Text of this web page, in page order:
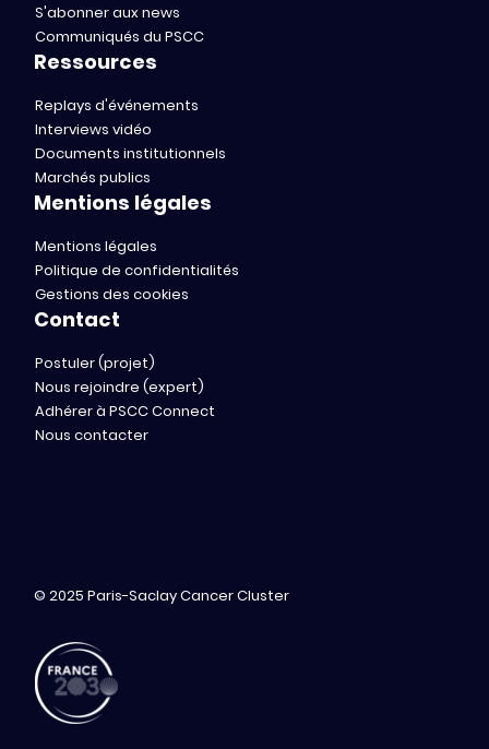
S'abonner aux news
Communiqués du PSCC
Ressources
Replays d'événements
Interviews vidéo
Documents institutionnels
Marchés publics
Mentions légales
Mentions légales
Politique de confidentialités
Gestions des cookies
Contact
Postuler (projet)
Nous rejoindre (expert)
Adhérer à PSCC Connect
Nous contacter
© 2025 Paris-Saclay Cancer Cluster